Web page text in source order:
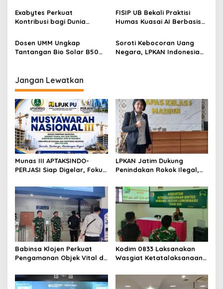
s
Lama
Exabytes Perkuat
Kontribusi bagi Dunia
Melalui Kerja Sama dengan
Universitas Ciputra
Surabaya
FISIP UB Bekali Praktisi
Humas Kuasai AI Berbasis
Dosen UMM Ungkap
Tantangan Bio Solar B50
Wajib Dilakukan
Soroti Kebocoran Uang
Negara, LPKAN Indonesia
Jangan Lewatkan
Munas III APTAKSINDO-
PERJASI Siap Digelar, Fokus
Regenerasi Kepemimpinan
LPKAN Jatim Dukung
Penindakan Rokok Ilegal,
Jangan Korbankan Petani
Babinsa Klojen Perkuat
Pengamanan Objek Vital di
Lama
Kodim 0833 Laksanakan
Wasgiat Ketatalaksanaan